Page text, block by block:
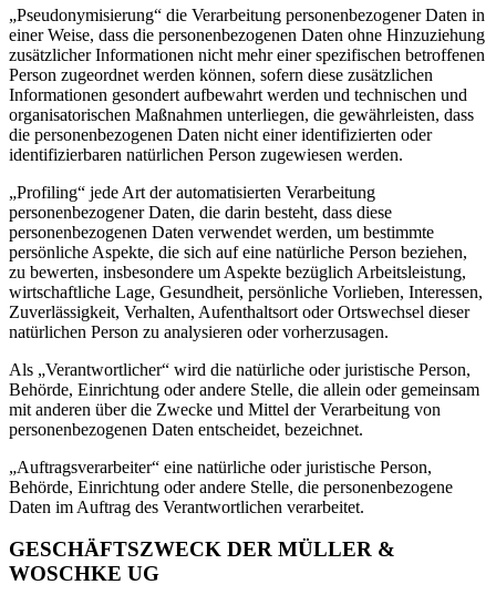
„Pseudonymisierung“ die Verarbeitung personenbezogener Daten in
einer Weise, dass die personenbezogenen Daten ohne Hinzuziehung
zusätzlicher Informationen nicht mehr einer spezifischen betroffenen
Person zugeordnet werden können, sofern diese zusätzlichen
Informationen gesondert aufbewahrt werden und technischen und
organisatorischen Maßnahmen unterliegen, die gewährleisten, dass
die personenbezogenen Daten nicht einer identifizierten oder
identifizierbaren natürlichen Person zugewiesen werden.
„Profiling“ jede Art der automatisierten Verarbeitung
personenbezogener Daten, die darin besteht, dass diese
personenbezogenen Daten verwendet werden, um bestimmte
persönliche Aspekte, die sich auf eine natürliche Person beziehen,
zu bewerten, insbesondere um Aspekte bezüglich Arbeitsleistung,
wirtschaftliche Lage, Gesundheit, persönliche Vorlieben, Interessen,
Zuverlässigkeit, Verhalten, Aufenthaltsort oder Ortswechsel dieser
natürlichen Person zu analysieren oder vorherzusagen.
Als „Verantwortlicher“ wird die natürliche oder juristische Person,
Behörde, Einrichtung oder andere Stelle, die allein oder gemeinsam
mit anderen über die Zwecke und Mittel der Verarbeitung von
personenbezogenen Daten entscheidet, bezeichnet.
„Auftragsverarbeiter“ eine natürliche oder juristische Person,
Behörde, Einrichtung oder andere Stelle, die personenbezogene
Daten im Auftrag des Verantwortlichen verarbeitet.
GESCHÄFTSZWECK DER MÜLLER &
WOSCHKE UG